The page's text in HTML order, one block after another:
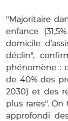
"Majoritaire
enfance
domicile
déclin",
phénomène :
de 40% des
2030) et des
plus rares".
approfondi